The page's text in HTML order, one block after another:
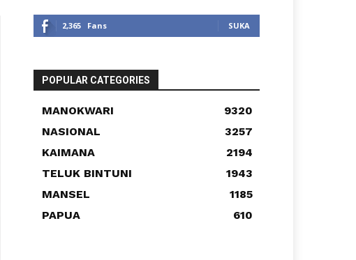
2,365 Fans SUKA
POPULAR CATEGORIES
MANOKWARI
9320
NASIONAL
3257
KAIMANA
2194
TELUK BINTUNI
1943
MANSEL
1185
PAPUA
610